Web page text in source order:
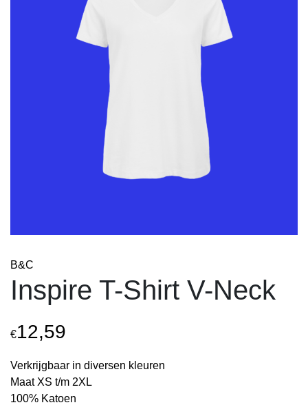
B&C
Inspire T-Shirt V-Neck
€12,59
Verkrijgbaar in diversen kleuren
Maat XS t/m 2XL
100% Katoen